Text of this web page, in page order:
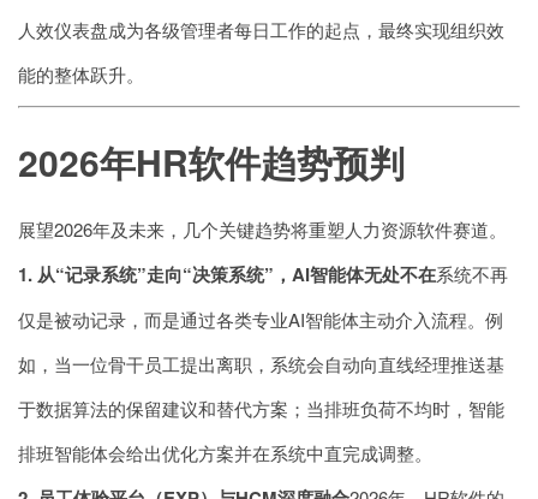
人效仪表盘成为各级管理者每日工作的起点，最终实现组织效
能的整体跃升。
2026年HR软件趋势预判
展望2026年及未来，几个关键趋势将重塑人力资源软件赛道。
1. 从“记录系统”走向“决策系统”，AI智能体无处不在系统不再
仅是被动记录，而是通过各类专业AI智能体主动介入流程。例
如，当一位骨干员工提出离职，系统会自动向直线经理推送基
于数据算法的保留建议和替代方案；当排班负荷不均时，智能
排班智能体会给出优化方案并在系统中直完成调整。